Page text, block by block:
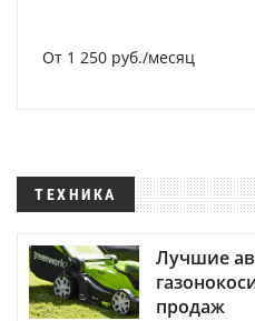
От 1 250 руб./месяц
ТЕХНИКА
Лучшие
продаж